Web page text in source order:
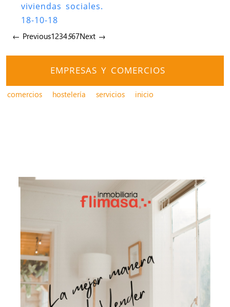
viviendas sociales.
18-10-18
← Previous1234567Next →
EMPRESAS Y COMERCIOS
comercios hostelería servicios inicio